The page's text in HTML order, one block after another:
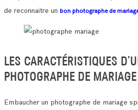
de reconnaitre un bon photographe de
LES CARACTÉRISTIQUES
PHOTOGRAPHE DE MARIAGE
Embaucher un photographe de mariage